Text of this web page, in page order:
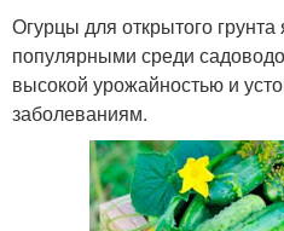
Огурцы для открытого
популярными среди
высокой урожайностью и
заболеваниям.